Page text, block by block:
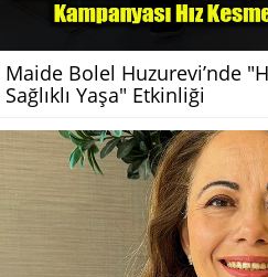
Maide Bolel Huzurevi’nde
Sağlıklı Yaşa" Etkinliği